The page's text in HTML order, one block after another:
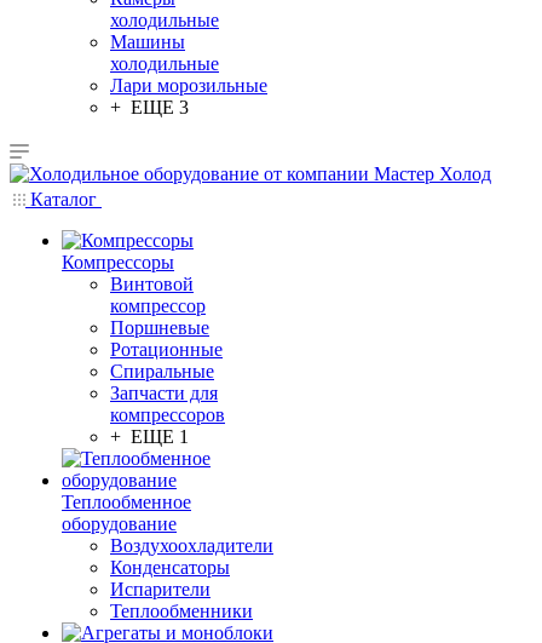
холодильные
Машины
холодильные
Лари морозильные
+ ЕЩЕ 3
Каталог
Компрессоры
Винтовой
компрессор
Поршневые
Ротационные
Спиральные
Запчасти для
компрессоров
+ ЕЩЕ 1
Теплообменное
оборудование
Воздухоохладители
Конденсаторы
Испарители
Теплообменники